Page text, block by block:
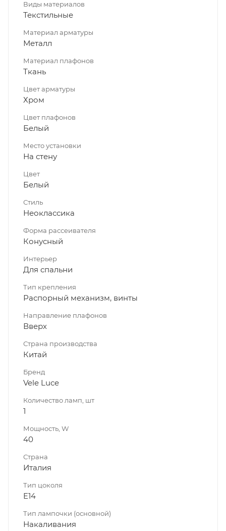
Виды материалов
Текстильные
Материал арматуры
Металл
Материал плафонов
Ткань
Цвет арматуры
Хром
Цвет плафонов
Белый
Место установки
На стену
Цвет
Белый
Стиль
Неоклассика
Форма рассеивателя
Конусный
Интерьер
Для спальни
Тип крепления
Распорный механизм, винты
Направление плафонов
Вверх
Страна производства
Китай
Бренд
Vele Luce
Количество ламп, шт
1
Мощность, W
40
Страна
Италия
Тип цоколя
E14
Тип лампочки (основной)
Накаливания